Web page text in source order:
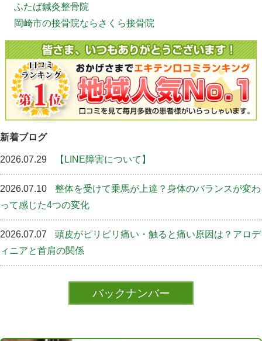
ふたば鍼灸整骨院
岡崎市の接骨院ならさくら接骨院
新着ブログ
2026.07.29 【LINE障害について】
2026.07.10
整体を受けて乗馬が上達？身体のバランスが変わ
って感じた4つの変化
2026.07.07
頭皮がピリピリ痛い・触ると痛い原因は？アロデ
ィニアと首肩の関係
バックナンバー